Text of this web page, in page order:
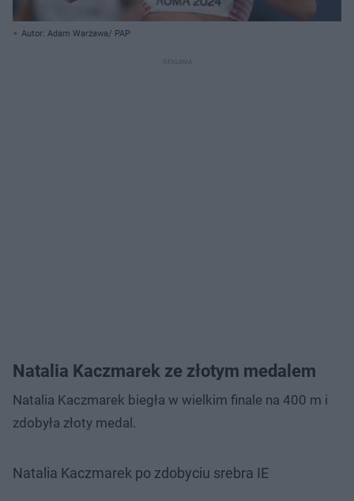
Autor: Adam Warżawa/ PAP
Natalia Kaczmarek ze złotym medalem
Natalia Kaczmarek biegła w wielkim finale na 400 m i
zdobyła złoty medal.
Natalia Kaczmarek po zdobyciu srebra IE